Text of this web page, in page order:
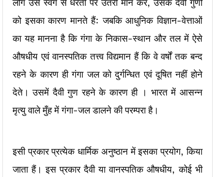
को इसका कारण मानते हैं: जबकि आधुनिक विज्ञान-वेत्ताओं
का यह मानना है कि गंगा के निकास-स्थान और तल में ऐसे
औषधीय एवं वानस्पतिक तत्त्व विद्यमान हैं कि वे वर्षों तक बन्द
रहने के कारण ही गंगा जल को दुर्गन्धित एवं दूषित नहीं होने
देते। उसमें दैवी गुण रहने के कारण ही । भारत में आसन्न
मृत्यु वाले मुँह में गंगा-जल डालने की परम्परा है।
इसी प्रकार प्रत्येक धार्मिक अनुष्ठान में इसका प्रयोग, किया
जाता हैं। इस प्रकार दैवी या वानस्पतिक औषधीय, कोई भी